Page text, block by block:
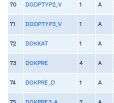
70 DODPTYP2_V 1 A
71 DODPTYP3_V 1 A
72 DOKKAT 1 A
73 DOKPRE 4 A
74 DOKPRE_D 1 A